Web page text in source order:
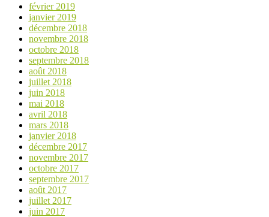
février 2019
janvier 2019
décembre 2018
novembre 2018
octobre 2018
septembre 2018
août 2018
juillet 2018
juin 2018
mai 2018
avril 2018
mars 2018
janvier 2018
décembre 2017
novembre 2017
octobre 2017
septembre 2017
août 2017
juillet 2017
juin 2017